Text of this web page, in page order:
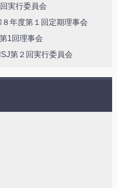
実行委員会
年度第１回定期理事会
1回理事会
第２回実行委員会